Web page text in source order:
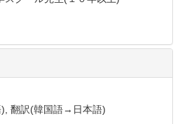
翻訳(韓国語→日本語)